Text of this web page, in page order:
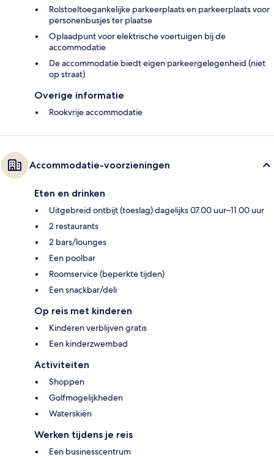
Rolstoeltoegankelijke parkeerplaats en parkeerplaats voor
personenbusjes ter plaatse
Oplaadpunt voor elektrische voertuigen bij de
accommodatie
De accommodatie biedt eigen parkeergelegenheid (niet
op straat)
Overige informatie
Rookvrije accommodatie
Accommodatie-voorzieningen
Eten en drinken
Uitgebreid ontbijt (toeslag) dagelijks 07.00 uur–11.00 uur
2 restaurants
2 bars/lounges
Een poolbar
Roomservice (beperkte tijden)
Een snackbar/deli
Op reis met kinderen
Kinderen verblijven gratis
Een kinderzwembad
Activiteiten
Shoppen
Golfmogelijkheden
Waterskiën
Werken tijdens je reis
Een businesscentrum